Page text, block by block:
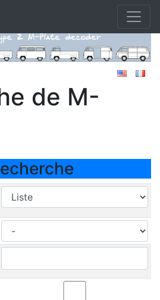
de M-